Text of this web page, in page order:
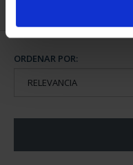
ORDENAR POR: